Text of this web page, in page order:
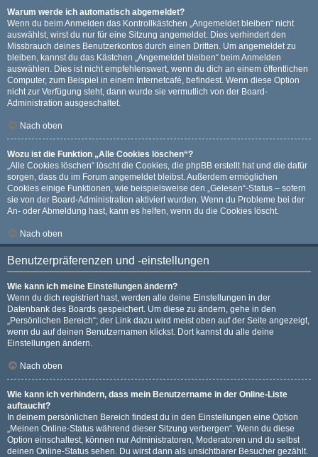
Warum werde ich automatisch abgemeldet?
Wenn du beim Anmelden das Kontrollkästchen „Angemeldet bleiben“ nicht
auswählst, wirst du nur für eine Sitzung angemeldet. Dies verhindert den
Missbrauch deines Benutzerkontos durch einen Dritten. Um angemeldet zu
bleiben, kannst du das Kästchen „Angemeldet bleiben“ beim Anmelden
auswählen. Dies ist nicht empfehlenswert, wenn du dich an einem öffentlichen
Computer, zum Beispiel in einem Internetcafé, befindest. Wenn diese Option
nicht zur Verfügung steht, dann wurde sie vermutlich von der Board-
Administration ausgeschaltet.
Nach oben
Wozu ist die Funktion „Alle Cookies löschen“?
„Alle Cookies löschen“ löscht die Cookies, die phpBB erstellt hat und die dafür
sorgen, dass du im Forum angemeldet bleibst. Außerdem ermöglichen
Cookies einige Funktionen, wie beispielsweise den „Gelesen“-Status – sofern
sie von der Board-Administration aktiviert wurden. Wenn du Probleme bei der
An- oder Abmeldung hast, kann es helfen, wenn du die Cookies löscht.
Nach oben
Benutzerpräferenzen und -einstellungen
Wie kann ich meine Einstellungen ändern?
Wenn du dich registriert hast, werden alle deine Einstellungen in der
Datenbank des Boards gespeichert. Um diese zu ändern, gehe in den
„Persönlichen Bereich“; der Link dazu wird meist oben auf der Seite angezeigt,
wenn du auf deinen Benutzernamen klickst. Dort kannst du alle deine
Einstellungen ändern.
Nach oben
Wie kann ich verhindern, dass mein Benutzername in der Online-Liste
auftaucht?
In deinem persönlichen Bereich findest du in den Einstellungen eine Option
„Meinen Online-Status während dieser Sitzung verbergen“. Wenn du diese
Option einschaltest, können nur Administratoren, Moderatoren und du selbst
deinen Online-Status sehen. Du wirst dann als unsichtbarer Besucher gezählt.